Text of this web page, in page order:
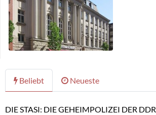
Beliebt Neueste
DIE STASI: DIE GEHEIMPOLIZEI DER DDR